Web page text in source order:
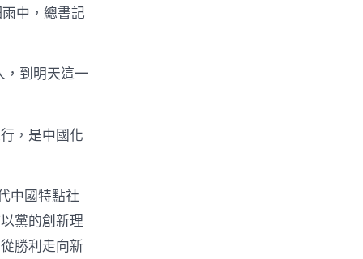
中，總書記
，到明天這一
，是中國化
中國特點社
黨的創新理
勝利走向新